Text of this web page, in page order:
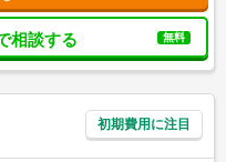
相談する 無料
初期費用に注目